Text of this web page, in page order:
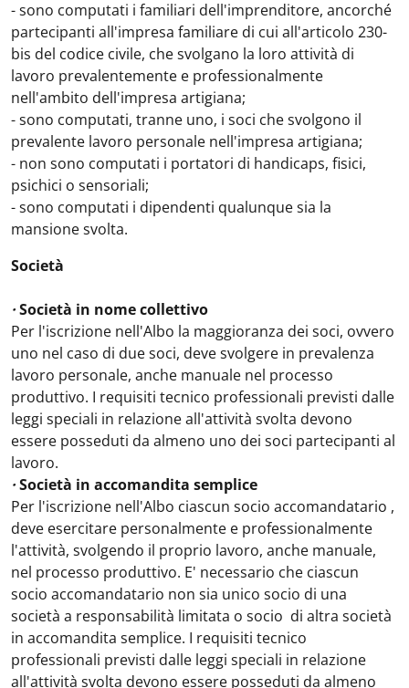
- sono computati i familiari dell'imprenditore, ancorché
partecipanti all'impresa familiare di cui all'articolo 230-
bis del codice civile, che svolgano la loro attività di
lavoro prevalentemente e professionalmente
nell'ambito dell'impresa artigiana;
- sono computati, tranne uno, i soci che svolgono il
prevalente lavoro personale nell'impresa artigiana;
- non sono computati i portatori di handicaps, fisici,
psichici o sensoriali;
- sono computati i dipendenti qualunque sia la
mansione svolta.
Società
·Società in nome collettivo
Per l'iscrizione nell'Albo la maggioranza dei soci, ovvero
uno nel caso di due soci, deve svolgere in prevalenza
lavoro personale, anche manuale nel processo
produttivo. I requisiti tecnico professionali previsti dalle
leggi speciali in relazione all'attività svolta devono
essere posseduti da almeno uno dei soci partecipanti al
lavoro.
·Società in accomandita semplice
Per l'iscrizione nell'Albo ciascun socio accomandatario ,
deve esercitare personalmente e professionalmente
l'attività, svolgendo il proprio lavoro, anche manuale,
nel processo produttivo. E' necessario che ciascun
socio accomandatario non sia unico socio di una
società a responsabilità limitata o socio di altra società
in accomandita semplice. I requisiti tecnico
professionali previsti dalle leggi speciali in relazione
all'attività svolta devono essere posseduti da almeno